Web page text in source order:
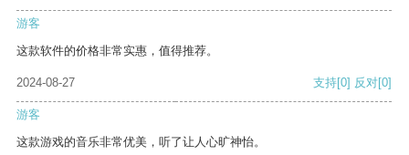
游客
这款软件的价格非常实惠，值得推荐。
2024-08-27 支持[0] 反对[0]
游客
这款游戏的音乐非常优美，听了让人心旷神怡。